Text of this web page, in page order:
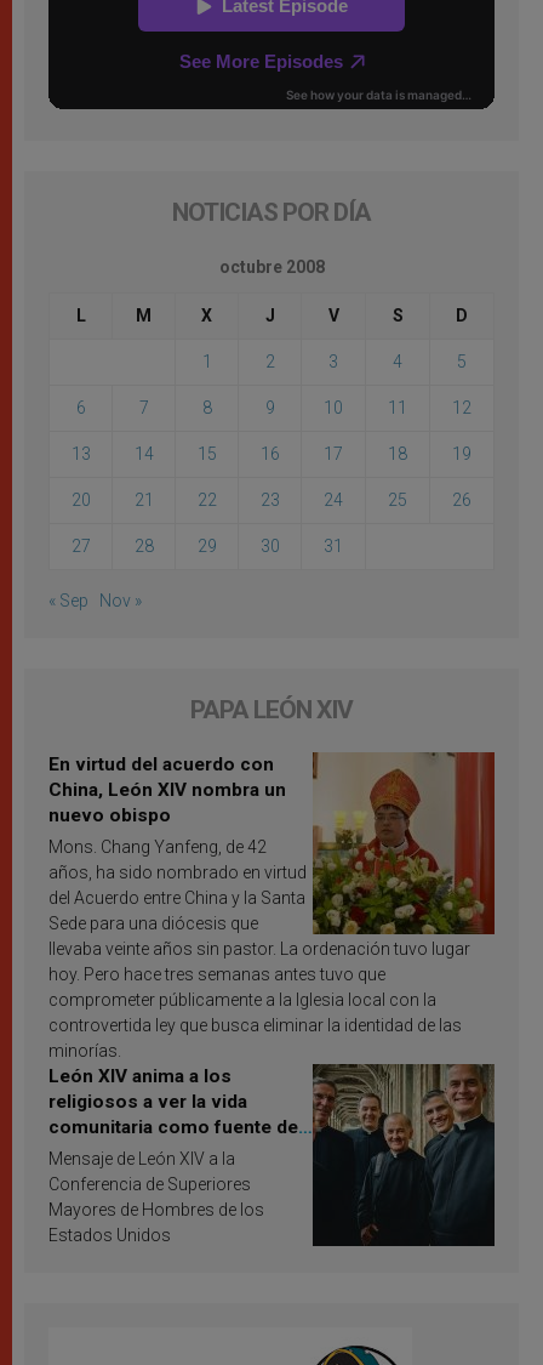
NOTICIAS POR DÍA
octubre 2008
L M X J V S D
1 2 3 4 5
6 7 8 9 10 11 12
13 14 15 16 17 18 19
20 21 22 23 24 25 26
27 28 29 30 31
« Sep Nov »
PAPA LEÓN XIV
En virtud del acuerdo con
China, León XIV nombra un
nuevo obispo
Mons. Chang Yanfeng, de 42
años, ha sido nombrado en virtud
del Acuerdo entre China y la Santa
Sede para una diócesis que
llevaba veinte años sin pastor. La ordenación tuvo lugar
hoy. Pero hace tres semanas antes tuvo que
comprometer públicamente a la Iglesia local con la
controvertida ley que busca eliminar la identidad de las
minorías.
León XIV anima a los
religiosos a ver la vida
comunitaria como fuente de
inspiración y santificación
Mensaje de León XIV a la
Conferencia de Superiores
Mayores de Hombres de los
Estados Unidos